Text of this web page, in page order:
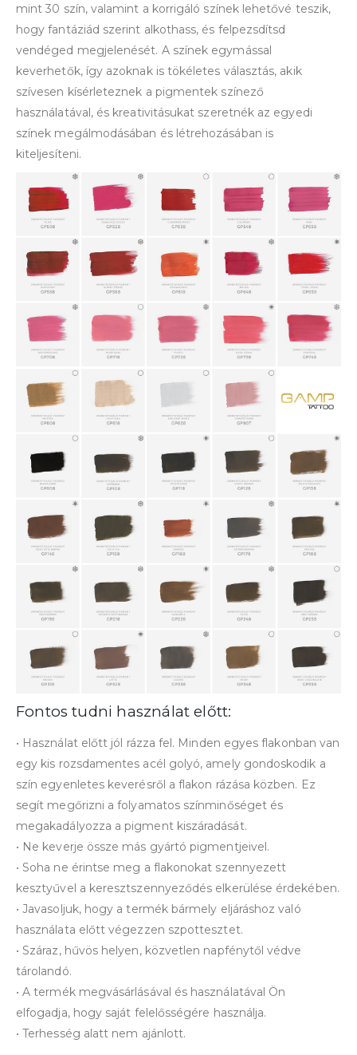
mint 30 szín, valamint a korrigáló színek lehetővé teszik,
hogy fantáziád szerint alkothass, és felpezsdítsd
vendéged megjelenését. A színek egymással
keverhetők, így azoknak is tökéletes választás, akik
szívesen kísérleteznek a pigmentek színező
használatával, és kreativitásukat szeretnék az egyedi
színek megálmodásában és létrehozásában is
kiteljesíteni.
Fontos tudni használat előtt:
• Használat előtt jól rázza fel. Minden egyes flakonban van
egy kis rozsdamentes acél golyó, amely gondoskodik a
szín egyenletes keverésről a flakon rázása közben. Ez
segít megőrizni a folyamatos színminőséget és
megakadályozza a pigment kiszáradását.
• Ne keverje össze más gyártó pigmentjeivel.
• Soha ne érintse meg a flakonokat szennyezett
kesztyűvel a keresztszennyeződés elkerülése érdekében.
• Javasoljuk, hogy a termék bármely eljáráshoz való
használata előtt végezzen szpottesztet.
• Száraz, hűvös helyen, közvetlen napfénytől védve
tárolandó.
• A termék megvásárlásával és használatával Ön
elfogadja, hogy saját felelősségére használja.
• Terhesség alatt nem ajánlott.